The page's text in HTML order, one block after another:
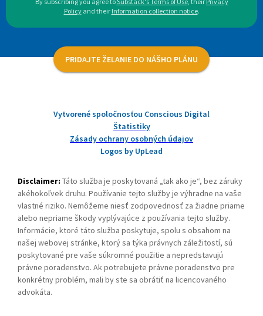
Policy and their Information collection notice.
PRIDAJTE ŽELANIE DO NÁŠHO PLÁNU
Vytvorené spoločnosťou Conscious Digital
Štatistiky
Zásady ochrany osobných údajov
Logos by UpLead
Disclaimer: Táto služba je poskytovaná „tak ako je“, bez záruky
akéhokoľvek druhu. Používanie tejto služby je výhradne na vaše
vlastné riziko. Nemôžeme niesť zodpovednosť za žiadne priame
alebo nepriame škody vyplývajúce z používania tejto služby.
Informácie, ktoré táto služba poskytuje, spolu s obsahom na
našej webovej stránke, ktorý sa týka právnych záležitostí, sú
poskytované pre vaše súkromné použitie a nepredstavujú
právne poradenstvo. Ak potrebujete právne poradenstvo pre
konkrétny problém, mali by ste sa obrátiť na licencovaného
advokáta.